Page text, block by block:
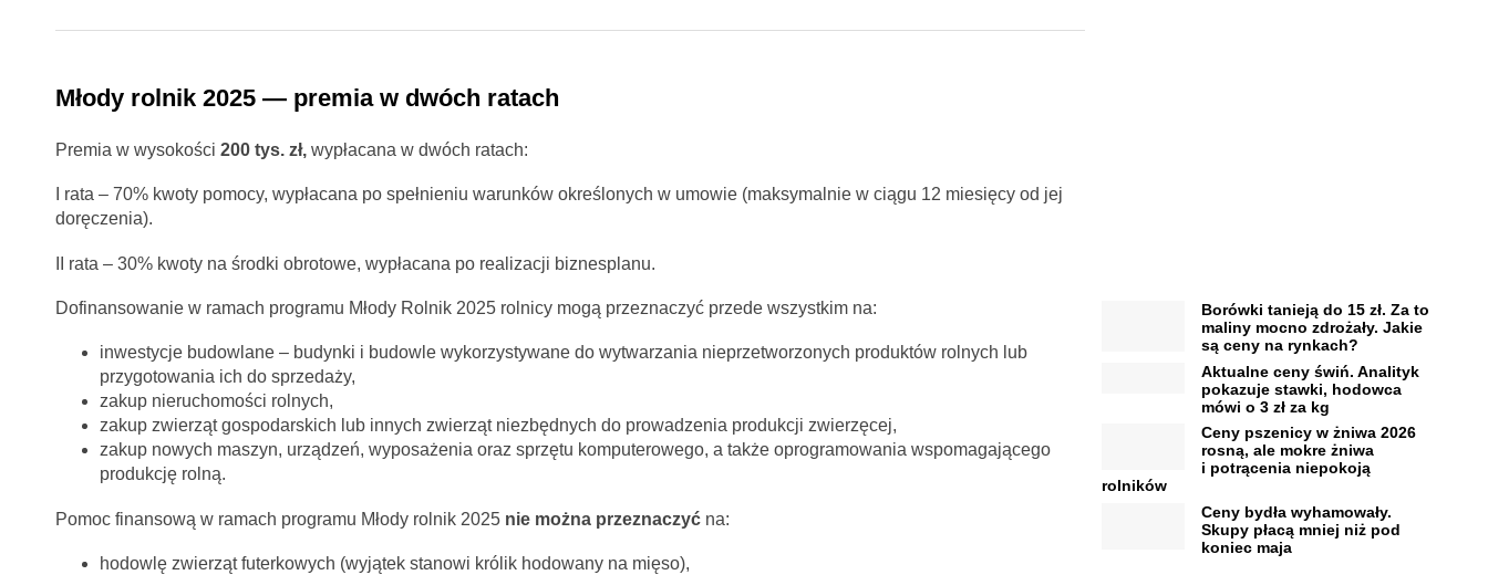
Młody rolnik 2025 — premia w dwóch ratach
Premia w wysokości 200 tys. zł,wypłacana w dwóch ratach:
I rata – 70% kwoty pomocy, wypłacana po spełnieniu warunków określonych w umowie (maksymalnie w ciągu 12 miesięcy od jej
doręczenia).
II rata – 30% kwoty na środki obrotowe, wypłacana po realizacji biznesplanu.
Dofinansowanie w ramach programu Młody Rolnik 2025 rolnicy mogą przeznaczyć przede wszystkim na:
inwestycje budowlane – budynki i budowle wykorzystywane do wytwarzania nieprzetworzonych produktów rolnych lub
przygotowania ich do sprzedaży,
zakup nieruchomości rolnych,
zakup zwierząt gospodarskich lub innych zwierząt niezbędnych do prowadzenia produkcji zwierzęcej,
zakup nowych maszyn, urządzeń, wyposażenia oraz sprzętu komputerowego, a także oprogramowania wspomagającego
produkcję rolną.
Pomoc finansową w ramach programu Młody rolnik 2025nie można przeznaczyćna:
hodowlę zwierząt futerkowych (wyjątek stanowi królik hodowany na mięso),
Borówki tanieją do 15 zł. Za to
maliny mocno zdrożały. Jakie
są ceny na rynkach?
Aktualne ceny świń. Analityk
pokazuje stawki, hodowca
mówi o 3 zł za kg
Ceny pszenicy w żniwa 2026
rosną, ale mokre żniwa
i potrącenia niepokoją
rolników
Ceny bydła wyhamowały.
Skupy płacą mniej niż pod
koniec maja